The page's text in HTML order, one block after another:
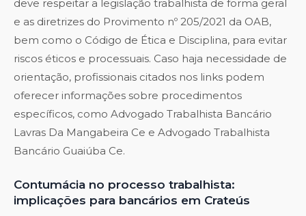
deve respeitar a legislação trabalhista de forma geral
e as diretrizes do Provimento nº 205/2021 da OAB,
bem como o Código de Ética e Disciplina, para evitar
riscos éticos e processuais. Caso haja necessidade de
orientação, profissionais citados nos links podem
oferecer informações sobre procedimentos
específicos, como Advogado Trabalhista Bancário
Lavras Da Mangabeira Ce e Advogado Trabalhista
Bancário Guaiúba Ce.
Contumácia no processo trabalhista:
implicações para bancários em Crateús